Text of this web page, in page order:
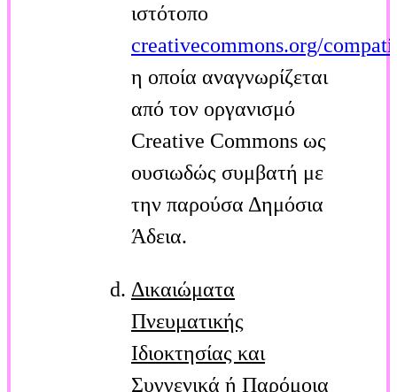
ιστότοπο
creativecommons.org/
η οποία αναγνωρίζεται
από τον οργανισμό
Creative Commons ως
ουσιωδώς συμβατή με
την παρούσα Δημόσια
Άδεια.
Δικαιώματα
Πνευματικής
Ιδιοκτησίας και
Συγγενικά ή Παρόμοια